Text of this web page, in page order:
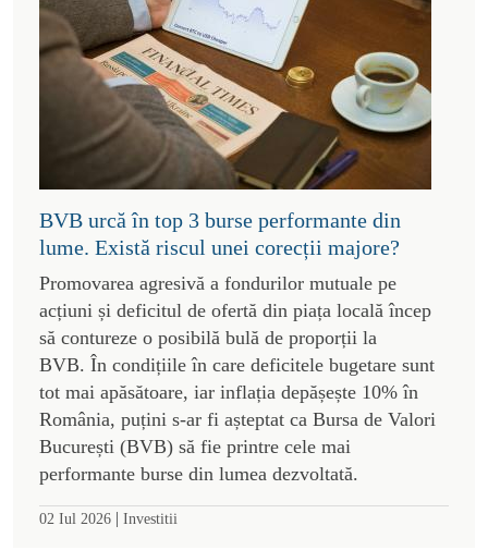
BVB urcă în top 3 burse performante din
lume. Există riscul unei corecții majore?
Promovarea agresivă a fondurilor mutuale pe
acțiuni și deficitul de ofertă din piața locală încep
să contureze o posibilă bulă de proporții la
BVB. În condițiile în care deficitele bugetare sunt
tot mai apăsătoare, iar inflația depășește 10% în
România, puțini s-ar fi așteptat ca Bursa de Valori
București (BVB) să fie printre cele mai
performante burse din lumea dezvoltată.
02 Iul 2026 | Investitii